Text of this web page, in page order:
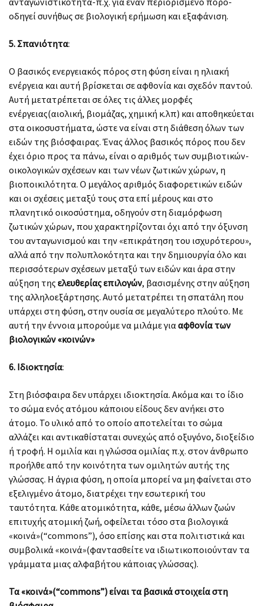
οδηγεί συνήθως σε βιολογική ερήμωση και εξαφάνιση.
5. Σπανιότητα:
Ο βασικός ενεργειακός πόρος στη φύση είναι η ηλιακή
ενέργεια και αυτή βρίσκεται σε αφθονία και σχεδόν παντού.
Αυτή μετατρέπεται σε όλες τις άλλες μορφές
ενέργειας(αιολική, βιομάζας, χημική κ.λπ) και αποθηκεύεται
στα οικοσυστήματα, ώστε να είναι στη διάθεση όλων των
ειδών της βιόσφαιρας. Ένας άλλος βασικός πόρος που δεν
έχει όριο προς τα πάνω, είναι ο αριθμός των συμβιοτικών-
οικολογικών σχέσεων και των νέων ζωτικών χώρων, η
βιοποικιλότητα. Ο μεγάλος αριθμός διαφορετικών ειδών
και οι σχέσεις μεταξύ τους στα επί μέρους και στο
πλανητικό οικοσύστημα, οδηγούν στη διαμόρφωση
ζωτικών χώρων, που χαρακτηρίζονται όχι από την όξυνση
του ανταγωνισμού και την «επικράτηση του ισχυρότερου»,
αλλά από την πολυπλοκότητα και την δημιουργία όλο και
περισσότερων σχέσεων μεταξύ των ειδών και άρα στην
αύξηση τηςελευθερίας επιλογών, βασισμένης στην αύξηση
της αλληλοεξάρτησης. Αυτό μετατρέπει τη σπατάλη που
υπάρχει στη φύση, στην ουσία σε μεγαλύτερο πλούτο. Με
αυτή την έννοια μπορούμε να μιλάμε για αφθονία των
βιολογικών «κοινών»
6. Ιδιοκτησία:
Στη βιόσφαιρα δεν υπάρχει ιδιοκτησία. Ακόμα και το ίδιο
το σώμα ενός ατόμου κάποιου είδους δεν ανήκει στο
άτομο. Το υλικό από το οποίο αποτελείται το σώμα
αλλάζει και αντικαθίσταται συνεχώς από οξυγόνο, διοξείδιο
ή τροφή. Η ομιλία και η γλώσσα ομιλίας π.χ. στον άνθρωπο
προήλθε από την κοινότητα των ομιλητών αυτής της
γλώσσας. Η άγρια φύση, η οποία μπορεί να μη φαίνεται στο
εξελιγμένο άτομο, διατρέχει την εσωτερική του
ταυτότητα. Κάθε ατομικότητα, κάθε, μέσω άλλων ζωών
επιτυχής ατομική ζωή, οφείλεται τόσο στα βιολογικά
«κοινά»(“commons”), όσο επίσης και στα πολιτιστικά και
συμβολικά «κοινά»(φαντασθείτε να ιδιωτικοποιούνταν τα
γράμματα μιας αλφαβήτου κάποιας γλώσσας).
Τα «κοινά»(“commons”) είναι τα βασικά στοιχεία στη